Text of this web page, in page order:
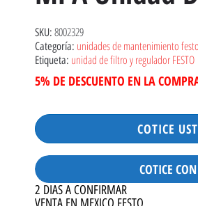
SKU: 8002329
Categoría: unidades de mantenimiento festo
Etiqueta: unidad de filtro y regulador FESTO
5% DE DESCUENTO EN LA
COTICE
COTICE
2 DIAS A CONFIRMAR